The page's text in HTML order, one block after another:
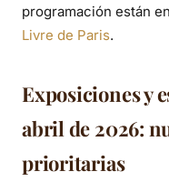
programación están
Livre de Paris.
Exposiciones y
abril de 2026:
prioritarias